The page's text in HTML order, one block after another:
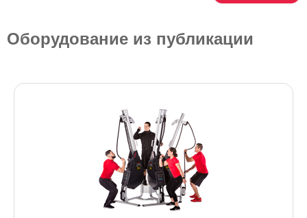
Оборудование из публикации